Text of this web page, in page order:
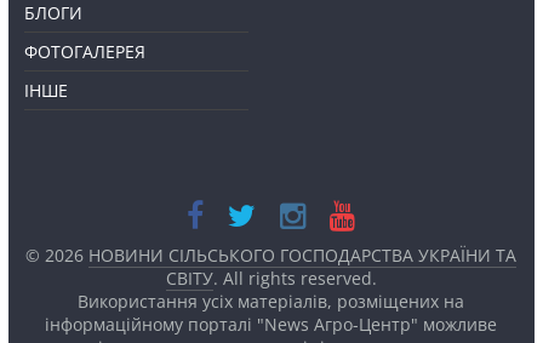
БЛОГИ
ФОТОГАЛЕРЕЯ
ІНШЕ
© 2026 НОВИНИ СІЛЬСЬКОГО ГОСПОДАРСТВА УКРАЇНИ ТА
СВІТУ. All rights reserved.
Використання усіх матеріалів, розміщених на
інформаційному порталі "News Агро-Центр" можливе